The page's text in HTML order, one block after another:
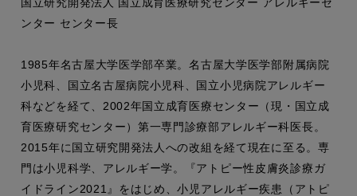
ンター センター長
1985年名古屋大学医学部卒業。名古屋大学医学部附属病院
小児科、国立名古屋病院小児科、国立小児病院アレルギー
科などを経て、2002年国立成育医療センター（現・国立成
育医療研究センター）第一専門診療部アレルギー科医長。
2015年に国立研究開発法人への改組を経て現在に至る。専
門は小児科学、アレルギー学。『アトピー性皮膚炎診療ガ
イドライン2021』をはじめ、小児アレルギー疾患（アトピ